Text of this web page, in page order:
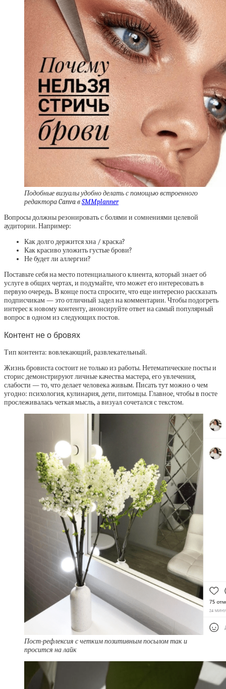
Подобные визуалы удобно делать с помощью встроенного
редактора Canva вSMMplanner
Вопросы должны резонировать с болями и сомнениями целевой
аудитории. Например:
Как долго держится хна / краска?
Как красиво уложить густые брови?
Не будет ли аллергии?
Поставьте себя на место потенциального клиента, который знает об
услуге в общих чертах, и подумайте, что может его интересовать в
первую очередь. В конце поста спросите, что еще интересно рассказать
подписчикам — это отличный задел на комментарии. Чтобы подогреть
интерес к новому контенту, анонсируйте ответ на самый популярный
вопрос в одном из следующих постов.
Контент не о бровях
Тип контента: вовлекающий, развлекательный.
Жизнь бровиста состоит не только из работы. Нетематические посты и
сторис демонстрируют личные качества мастера, его увлечения,
слабости — то, что делает человека живым. Писать тут можно о чем
угодно: психология, кулинария, дети, питомцы. Главное, чтобы в посте
прослеживалась четкая мысль, а визуал сочетался с текстом.
Пост-рефлексия с четким позитивным посылом так и
просится на лайк